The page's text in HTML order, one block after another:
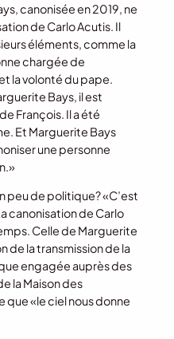
canonisée en 2019, ne
de Carlo Acutis. Il
éléments, comme la
chargée de
la volonté du pape.
Bays, il est
François. Il a été
Et Marguerite Bays
une personne
peu de politique? «C’est
canonisation de Carlo
Celle de Marguerite
de la transmission de la
engagée auprès des
la Maison des
que «le ciel nous donne